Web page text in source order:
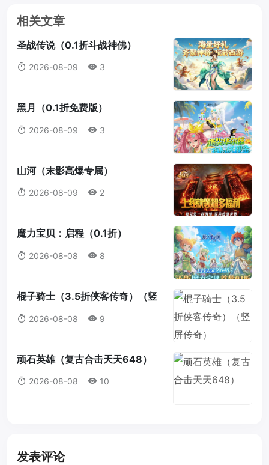
相关文章
圣战传说（0.1折斗战神佛）
2026-08-09 3
黑月（0.1折免费版）
2026-08-09 3
山河（末影高爆专属）
2026-08-09 2
魔力宝贝：启程（0.1折）
2026-08-08 8
棍子骑士（3.5折侠客传奇）（竖
屏传奇）
2026-08-08 9
顽石英雄（复古合击天天648）
2026-08-08 10
发表评论